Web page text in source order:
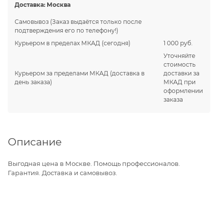
Доставка: Москва
Самовывоз (Заказ выдаётся только после
подтверждения его по телефону!)
Курьером в пределах МКАД (сегодня) 1 000 руб.
Курьером за пределами МКАД (доставка в
день заказа)
Уточняйте
стоимость
доставки за
МКАД при
оформлении
заказа
Описание
Выгодная цена в Москве. Помощь профессионалов.
Гарантия. Доставка и самовывоз.